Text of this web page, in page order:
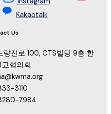
Kakaotalk
Us
진로 100, CTS빌딩 9층 한
협의회
3110
7984